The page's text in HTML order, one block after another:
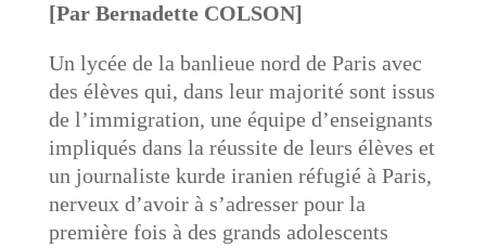
[Par Bernadette COLSON]
Un lycée de la banlieue nord de Paris avec
des élèves qui, dans leur majorité sont issus
de l’immigration, une équipe d’enseignants
impliqués dans la réussite de leurs élèves et
un journaliste kurde iranien réfugié à Paris,
nerveux d’avoir à s’adresser pour la
première fois à des grands adolescents